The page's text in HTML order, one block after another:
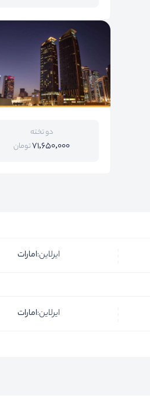
دو تخته
71,650,000تومان
ایرلاین:امارات
ایرلاین:امارات